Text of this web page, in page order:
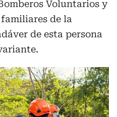
Voluntarios y
de la
de esta persona